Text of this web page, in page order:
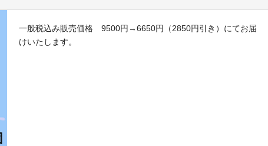
一般税込み販売価格 9500円→6650円（2850円引き）にてお届
けいたします。